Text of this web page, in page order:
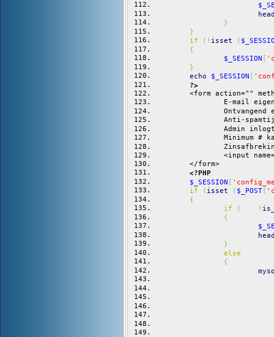
}
}
if
( ! isset (
{
$_SESSION [
}
echo
$_SESSION [
?>
<form action=""
E-mail
Anti-
Admin
Minimum #
<input
	</form>
<?PHP
$_SESSION [
if
( isset ( $_POST [
{
if
( !
{
}
else
{